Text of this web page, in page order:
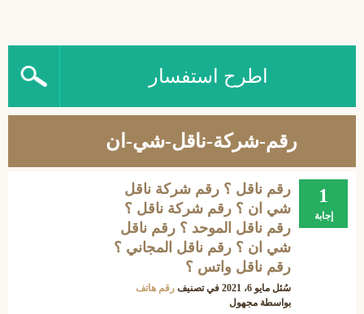
اطرح استفسار
رقم-شركة-ناقل-شي-ان
1
إجابة
رقم ناقل ؟ رقم شركة ناقل
شي ان ؟ رقم شركة ناقل ؟
رقم ناقل الموحد ؟ رقم ناقل
شي ان ؟ رقم ناقل المجاني ؟
رقم ناقل واتس ؟
سُئل مايو 6، 2021 في تصنيف رقم هاتف
بواسطة مجهول